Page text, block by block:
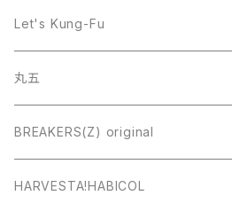
Let's Kung-Fu
丸五
BREAKERS(Z) original
HARVESTA!HABICOL